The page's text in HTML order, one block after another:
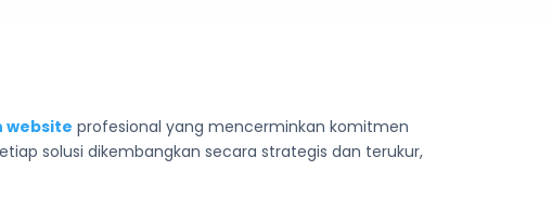
website profesional yang mencerminkan komitmen
solusi dikembangkan secara strategis dan terukur,